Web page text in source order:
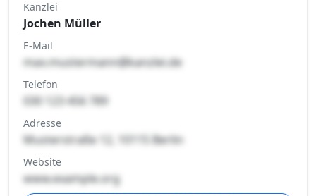
Kanzlei
Jochen Müller
E-Mail
max.mustermann@kanzlei.de
Telefon
030 123 456 789
Adresse
Musterstraße 12, 10115 Berlin
Website
www.example.org